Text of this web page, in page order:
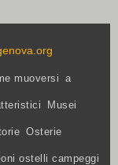
muoversi a
Musei
Osterie
ostelli campeggi